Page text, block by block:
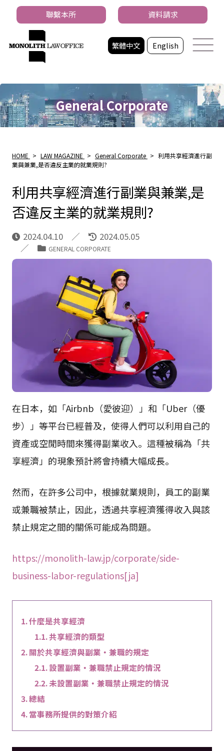
繁體中文 English
聯繫本所 資料請求
General Corporate
HOME > LAW MAGAZINE > General Corporate > 利用共享經濟進行副
業與兼業,是否違反主業的就業規則?
利用共享經濟進行副業與兼業,是
否違反主業的就業規則?
2024.04.10 2024.05.05
GENERAL CORPORATE
在日本，如「Airbnb（愛彼迎）」和「Uber（優
步）」等平台已經普及，使得人們可以利用自己的
資產或空閒時間來獲得副業收入。這種被稱為「共
享經濟」的現象預計將會持續大幅成長。
然而，在許多公司中，根據就業規則，員工的副業
或兼職被禁止，因此，透過共享經濟獲得收入與該
禁止規定之間的關係可能成為問題。
https://monolith-law.jp/corporate/side-
business-labor-regulations[ja]
什麼是共享經濟
共享經濟的類型
關於共享經濟與副業・兼職的規定
設置副業・兼職禁止規定的情況
未設置副業・兼職禁止規定的情況
總結
當事務所提供的對策介紹